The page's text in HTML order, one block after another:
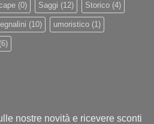
(0) Saggi (12) Storico (4)
(10) umoristico (1)
(6)
nostre novità e ricevere sconti